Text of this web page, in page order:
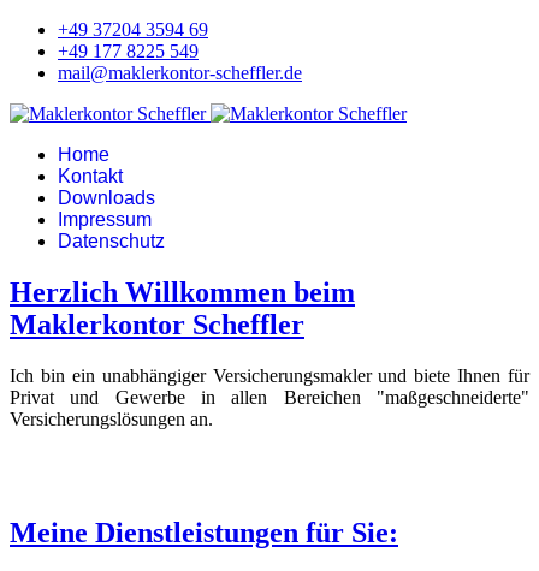
+49 37204 3594 69
+49 177 8225 549
mail@maklerkontor-scheffler.de
Home
Kontakt
Downloads
Impressum
Datenschutz
Herzlich Willkommen beim
Maklerkontor Scheffler
Ich bin ein unabhängiger Versicherungsmakler und biete Ihnen für
Privat und Gewerbe in allen Bereichen "maßgeschneiderte"
Versicherungslösungen an.
Meine Dienstleistungen für Sie: